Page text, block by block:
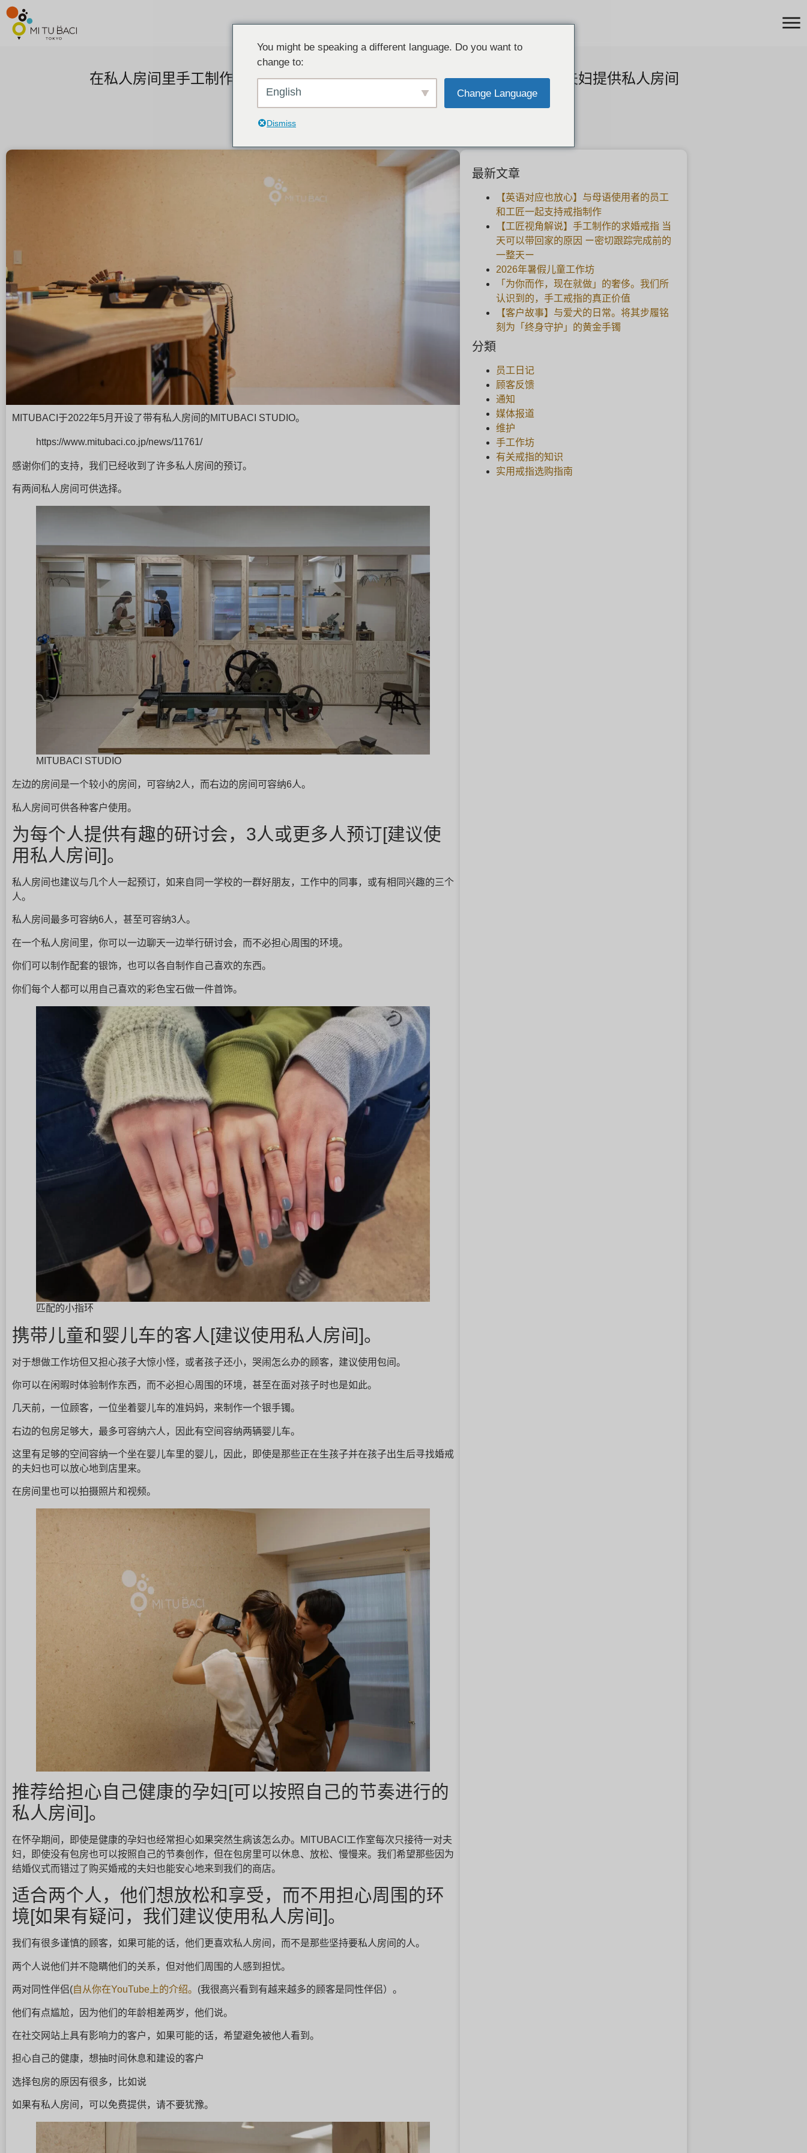
在私人房间里手工制作的婚礼和订婚戒指!为团体、儿童、单身人士和LGBT夫妇提供私人房间
MITUBACI于2022年5月开设了带有私人房间的MITUBACI STUDIO。
https://www.mitubaci.co.jp/news/11761/
感谢你们的支持，我们已经收到了许多私人房间的预订。
有两间私人房间可供选择。
MITUBACI STUDIO
左边的房间是一个较小的房间，可容纳2人，而右边的房间可容纳6人。
私人房间可供各种客户使用。
为每个人提供有趣的研讨会，3人或更多人预订[建议使
用私人房间]。
私人房间也建议与几个人一起预订，如来自同一学校的一群好朋友，工作中的同事，或有相同兴趣的三个
人。
私人房间最多可容纳6人，甚至可容纳3人。
在一个私人房间里，你可以一边聊天一边举行研讨会，而不必担心周围的环境。
你们可以制作配套的银饰，也可以各自制作自己喜欢的东西。
你们每个人都可以用自己喜欢的彩色宝石做一件首饰。
匹配的小指环
携带儿童和婴儿车的客人[建议使用私人房间]。
对于想做工作坊但又担心孩子大惊小怪，或者孩子还小，哭闹怎么办的顾客，建议使用包间。
你可以在闲暇时体验制作东西，而不必担心周围的环境，甚至在面对孩子时也是如此。
几天前，一位顾客，一位坐着婴儿车的准妈妈，来制作一个银手镯。
右边的包房足够大，最多可容纳六人，因此有空间容纳两辆婴儿车。
这里有足够的空间容纳一个坐在婴儿车里的婴儿，因此，即使是那些正在生孩子并在孩子出生后寻找婚戒
的夫妇也可以放心地到店里来。
在房间里也可以拍摄照片和视频。
推荐给担心自己健康的孕妇[可以按照自己的节奏进行的
私人房间]。
在怀孕期间，即使是健康的孕妇也经常担心如果突然生病该怎么办。MITUBACI工作室每次只接待一对夫
妇，即使没有包房也可以按照自己的节奏创作，但在包房里可以休息、放松、慢慢来。我们希望那些因为
结婚仪式而错过了购买婚戒的夫妇也能安心地来到我们的商店。
适合两个人，他们想放松和享受，而不用担心周围的环
境[如果有疑问，我们建议使用私人房间]。
我们有很多谨慎的顾客，如果可能的话，他们更喜欢私人房间，而不是那些坚持要私人房间的人。
两个人说他们并不隐瞒他们的关系，但对他们周围的人感到担忧。
两对同性伴侣(自从你在YouTube上的介绍。 (我很高兴看到有越来越多的顾客是同性伴侣）。
他们有点尴尬，因为他们的年龄相差两岁，他们说。
在社交网站上具有影响力的客户，如果可能的话，希望避免被他人看到。
担心自己的健康，想抽时间休息和建设的客户
选择包房的原因有很多，比如说
如果有私人房间，可以免费提供，请不要犹豫。
最新文章
【英语对应也放心】与母语使用者的员工
和工匠一起支持戒指制作
【工匠视角解说】手工制作的求婚戒指 当
天可以带回家的原因 ー密切跟踪完成前的
一整天ー
2026年暑假儿童工作坊
「为你而作，现在就做」的奢侈。我们所
认识到的，手工戒指的真正价值
【客户故事】与爱犬的日常。将其步履铭
刻为「终身守护」的黄金手镯
分類
员工日记
顾客反馈
通知
媒体报道
维护
手工作坊
有关戒指的知识
实用戒指选购指南
You might be speaking a different language. Do you want to
change to:
English Change Language
Dismiss